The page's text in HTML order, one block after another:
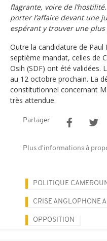
flagrante, voire de
porter l’affaire devant une
espérant y trouver une
Outre la candidature de Paul
septième mandat, celles de
Osih (SDF) ont été validées.
au 12 octobre prochain. La
constitutionnel concernant
très attendue.
Partager
Plus d'informations à
POLITIQUE
CRISE ANGLOPHONE
OPPOSITION